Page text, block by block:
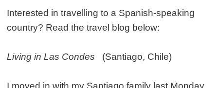
Interested in travelling to a Spanish-speaking
country? Read the travel blog below:
Living in Las Condes (Santiago, Chile)
I moved in with my Santiago family last Monday,